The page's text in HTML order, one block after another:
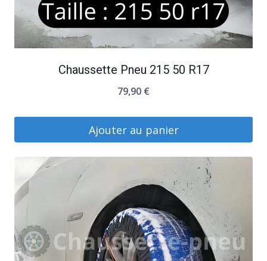
Chaussette Pneu 215 50 R17
79,90 €
Ajouter au panier